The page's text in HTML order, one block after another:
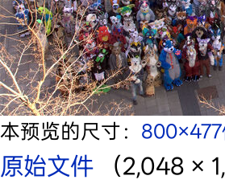
本预览的尺寸：
原始文件‎
（2,048 ×